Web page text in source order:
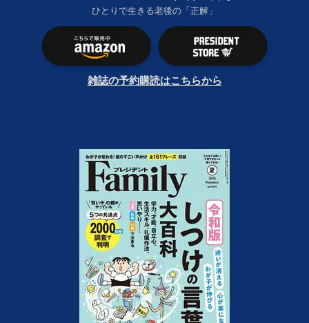
ひとりで生きる老後の「正解」
雑誌の予約購読はこちらから